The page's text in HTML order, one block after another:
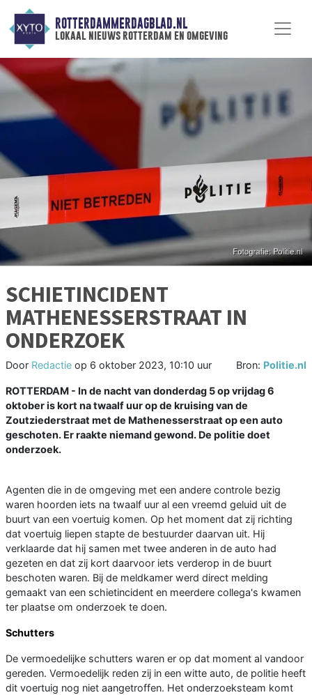
ROTTERDAMMERDAGBLAD.NL
lokaal nieuws rotterdam en omgeving
SCHIETINCIDENT
MATHENESSERSTRAAT IN
ONDERZOEK
Door Redactie op 6 oktober 2023, 10:10 uur Bron: Politie.nl
ROTTERDAM - In de nacht van donderdag 5 op vrijdag 6
oktober is kort na twaalf uur op de kruising van de
Zoutziederstraat met de Mathenesserstraat op een auto
geschoten. Er raakte niemand gewond. De politie doet
onderzoek.
Agenten die in de omgeving met een andere controle bezig
waren hoorden iets na twaalf uur al een vreemd geluid uit de
buurt van een voertuig komen. Op het moment dat zij richting
dat voertuig liepen stapte de bestuurder daarvan uit. Hij
verklaarde dat hij samen met twee anderen in de auto had
gezeten en dat zij kort daarvoor iets verderop in de buurt
beschoten waren. Bij de meldkamer werd direct melding
gemaakt van een schietincident en meerdere collega's kwamen
ter plaatse om onderzoek te doen.
Schutters
De vermoedelijke schutters waren er op dat moment al vandoor
gereden. Vermoedelijk reden zij in een witte auto, de politie heeft
dit voertuig nog niet aangetroffen. Het onderzoeksteam komt